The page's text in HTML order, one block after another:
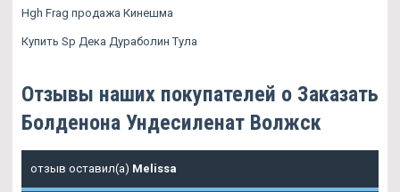
Hgh Frag продажа Кинешма
Купить Sp Дека Дураболин Тула
Отзывы наших покупателей о Заказать
Болденона Ундесиленат Волжск
отзыв оставил(а) Melissa